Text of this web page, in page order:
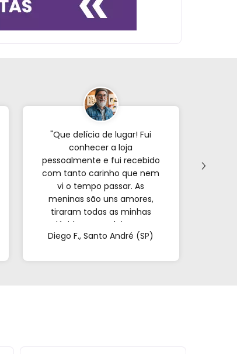
"Que delícia de lugar! Fui
conhecer a loja
pessoalmente e fui recebido
com tanto carinho que nem
vi o tempo passar. As
meninas são uns amores,
tiraram todas as minhas
dúvidas e me deixaram
super à vontade. É
mãos vazias!"
Diego F., Santo André (SP)